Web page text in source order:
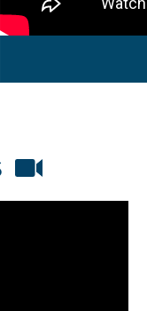
SACS
ERGONOMIE
DU